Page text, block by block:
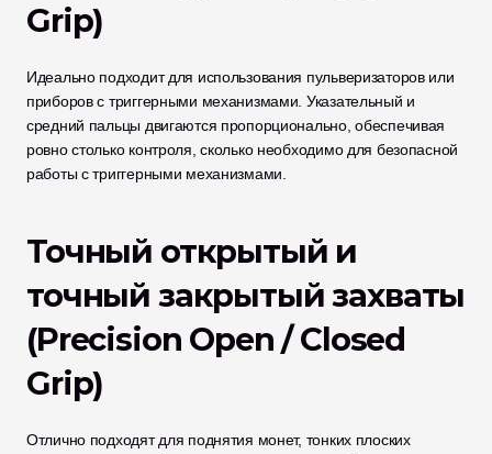
Grip)
Идеально подходит для использования пульверизаторов или
приборов с триггерными механизмами. Указательный и
средний пальцы двигаются пропорционально, обеспечивая
ровно столько контроля, сколько необходимо для безопасной
работы с триггерными механизмами.
Точный открытый и
точный закрытый захваты
(Precision Open / Closed
Grip)
Отлично подходят для поднятия монет, тонких плоских